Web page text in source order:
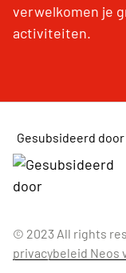
verwelkomen je
activiteiten.
Gesubsideerd door
© 2023 All rights
privacybeleid Neos